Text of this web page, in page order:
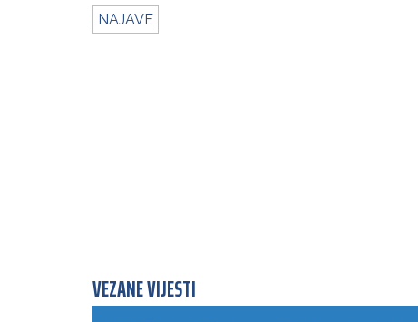
NAJAVE
VEZANE VIJESTI